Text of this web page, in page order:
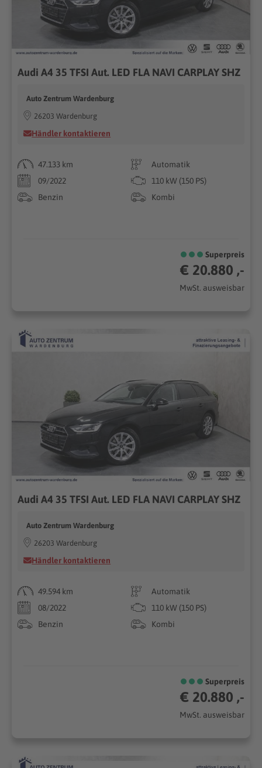
Audi A4 35 TFSI Aut. LED FLA NAVI CARPLAY SHZ
Auto Zentrum Wardenburg
26203 Wardenburg
Händler kontaktieren
47.133 km
Automatik
09/2022
110 kW (150 PS)
Benzin
Kombi
Superpreis
€ 20.880 ,-
MwSt. ausweisbar
Audi A4 35 TFSI Aut. LED FLA NAVI CARPLAY SHZ
Auto Zentrum Wardenburg
26203 Wardenburg
Händler kontaktieren
49.594 km
Automatik
08/2022
110 kW (150 PS)
Benzin
Kombi
Superpreis
€ 20.880 ,-
MwSt. ausweisbar